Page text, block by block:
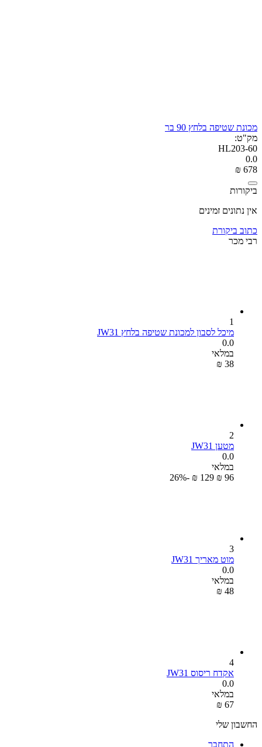
מכונת שטיפה בלחץ 90 בר
מק"ט:
HL203-60
0.0
₪ ‍678‍
ביקורות
אין נתונים זמינים
כתוב ביקורת
רבי מכר
1
מיכל לסבון למכונת שטיפה בלחץ JW31
0.0
במלאי
₪ ‍38‍
2
מטען JW31
0.0
במלאי
₪ ‍96‍
₪ ‍129‍
-26%
3
מוט מאריך JW31
0.0
במלאי
₪ ‍48‍
4
אקדח ריסוס JW31
0.0
במלאי
₪ ‍67‍
החשבון שלי
התחבר